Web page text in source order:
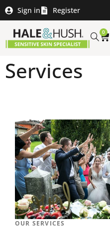
Sign in Register
0
Services
OUR SERVICES